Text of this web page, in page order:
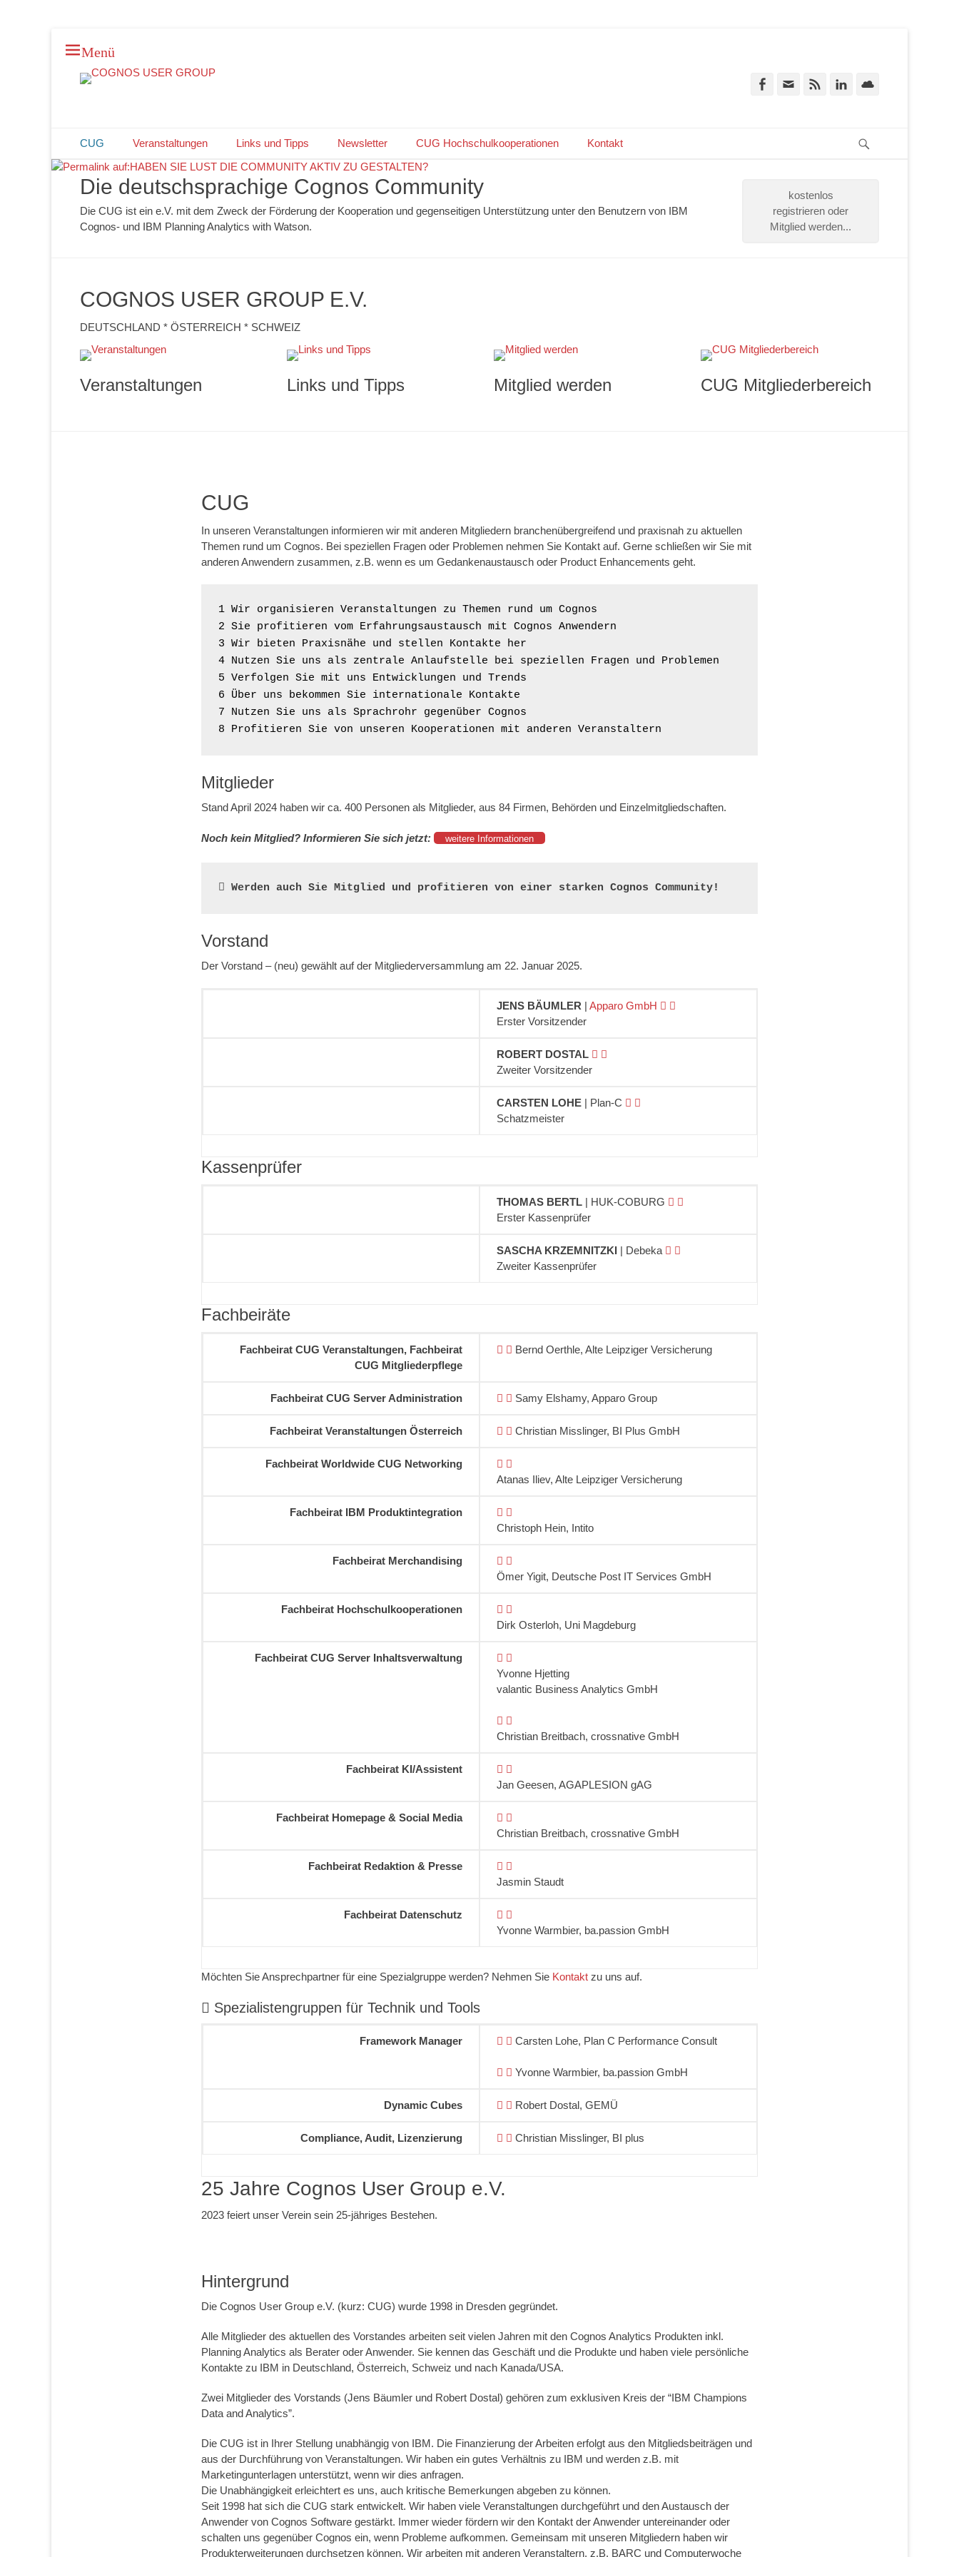
Menü
COGNOS USER GROUP
DEUTSCHLAND * ÖSTERREICH * SCHWEIZ Facebook Feed LinkedIn
Primäres Menü
Inhalt
springen
CUG Veranstaltungen Links und Tipps Newsletter CUG Hochschulkooperationen Kontakt
Die deutschsprachige Cognos Community
Die CUG ist ein e.V. mit dem Zweck der Förderung der Kooperation und gegenseitigen Unterstützung unter den Benutzern von IBM
Cognos- und IBM Planning Analytics with Watson.
kostenlos
registrieren oder
Mitglied werden...
COGNOS USER GROUP E.V.
DEUTSCHLAND * ÖSTERREICH * SCHWEIZ
Veranstaltungen Links und Tipps Mitglied werden CUG Mitgliederbereich
CUG
In unseren Veranstaltungen informieren wir mit anderen Mitgliedern branchenübergreifend und praxisnah zu aktuellen
Themen rund um Cognos. Bei speziellen Fragen oder Problemen nehmen Sie Kontakt auf. Gerne schließen wir Sie mit
anderen Anwendern zusammen, z.B. wenn es um Gedankenaustausch oder Product Enhancements geht.
1 Wir organisieren Veranstaltungen zu Themen rund um Cognos
2 Sie profitieren vom Erfahrungsaustausch mit Cognos Anwendern
3 Wir bieten Praxisnähe und stellen Kontakte her
4 Nutzen Sie uns als zentrale Anlaufstelle bei speziellen Fragen und Problemen
5 Verfolgen Sie mit uns Entwicklungen und Trends
6 Über uns bekommen Sie internationale Kontakte
7 Nutzen Sie uns als Sprachrohr gegenüber Cognos
8 Profitieren Sie von unseren Kooperationen mit anderen Veranstaltern
Mitglieder
Stand April 2024 haben wir ca. 400 Personen als Mitglieder, aus 84 Firmen, Behörden und Einzelmitgliedschaften.
Noch kein Mitglied? Informieren Sie sich jetzt: weitere Informationen
Werden auch Sie Mitglied und profitieren von einer starken Cognos Community!
Vorstand
Der Vorstand – (neu) gewählt auf der Mitgliederversammlung am 22. Januar 2025.
JENS BÄUMLER |Apparo GmbH
Erster Vorsitzender
ROBERT DOSTAL
Zweiter Vorsitzender
CARSTEN LOHE | Plan-C
Schatzmeister
Kassenprüfer
THOMAS BERTL | HUK-COBURG
Erster Kassenprüfer
SASCHA KRZEMNITZKI | Debeka
Zweiter Kassenprüfer
Fachbeiräte
Fachbeirat CUG Veranstaltungen, Fachbeirat
CUG Mitgliederpflege
Bernd Oerthle, Alte Leipziger Versicherung
Fachbeirat CUG Server Administration Samy Elshamy, Apparo Group
Fachbeirat Veranstaltungen Österreich Christian Misslinger, BI Plus GmbH
Fachbeirat Worldwide CUG Networking
Atanas Iliev, Alte Leipziger Versicherung
Fachbeirat IBM Produktintegration
Christoph Hein, Intito
Fachbeirat Merchandising
Ömer Yigit, Deutsche Post IT Services GmbH
Fachbeirat Hochschulkooperationen
Dirk Osterloh, Uni Magdeburg
Fachbeirat CUG Server Inhaltsverwaltung
Yvonne Hjetting
valantic Business Analytics GmbH
Christian Breitbach, crossnative GmbH
Fachbeirat KI/Assistent
Jan Geesen, AGAPLESION gAG
Fachbeirat Homepage & Social Media
Christian Breitbach, crossnative GmbH
Fachbeirat Redaktion & Presse
Jasmin Staudt
Fachbeirat Datenschutz
Yvonne Warmbier, ba.passion GmbH
Möchten Sie Ansprechpartner für eine Spezialgruppe werden? Nehmen Sie Kontakt zu uns auf.
Spezialistengruppen für Technik und Tools
Framework Manager Carsten Lohe, Plan C Performance Consult
Yvonne Warmbier, ba.passion GmbH
Dynamic Cubes Robert Dostal, GEMÜ
Compliance, Audit, Lizenzierung Christian Misslinger, BI plus
25 Jahre Cognos User Group e.V.
2023 feiert unser Verein sein 25-jähriges Bestehen.
Hintergrund
Die Cognos User Group e.V. (kurz: CUG) wurde 1998 in Dresden gegründet.
Alle Mitglieder des aktuellen des Vorstandes arbeiten seit vielen Jahren mit den Cognos Analytics Produkten inkl.
Planning Analytics als Berater oder Anwender. Sie kennen das Geschäft und die Produkte und haben viele persönliche
Kontakte zu IBM in Deutschland, Österreich, Schweiz und nach Kanada/USA.
Zwei Mitglieder des Vorstands (Jens Bäumler und Robert Dostal) gehören zum exklusiven Kreis der “IBM Champions
Data and Analytics”.
Die CUG ist in Ihrer Stellung unabhängig von IBM. Die Finanzierung der Arbeiten erfolgt aus den Mitgliedsbeiträgen und
aus der Durchführung von Veranstaltungen. Wir haben ein gutes Verhältnis zu IBM und werden z.B. mit
Marketingunterlagen unterstützt, wenn wir dies anfragen.
Die Unabhängigkeit erleichtert es uns, auch kritische Bemerkungen abgeben zu können.
Seit 1998 hat sich die CUG stark entwickelt. Wir haben viele Veranstaltungen durchgeführt und den Austausch der
Anwender von Cognos Software gestärkt. Immer wieder fördern wir den Kontakt der Anwender untereinander oder
schalten uns gegenüber Cognos ein, wenn Probleme aufkommen. Gemeinsam mit unseren Mitgliedern haben wir
Produkterweiterungen durchsetzen können. Wir arbeiten mit anderen Veranstaltern, z.B. BARC und Computerwoche